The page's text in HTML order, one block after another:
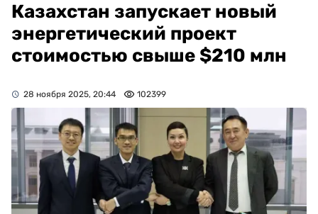
Казахстан запускает новый
энергетический проект
стоимостью свыше $210 млн
28 ноября 2025, 20:44 102399